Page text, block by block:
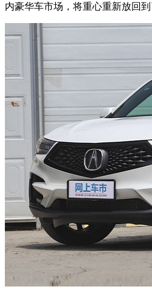
内豪华车市场，将重心重新放回到